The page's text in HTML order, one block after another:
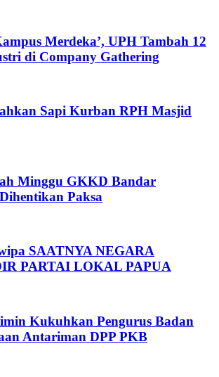
Merdeka’, UPH Tambah 12
di Company Gathering
Sapi Kurban RPH Masjid
Minggu GKKD Bandar
Paksa
SAATNYA NEGARA
PARTAI LOKAL PAPUA
Kukuhkan Pengurus Badan
Antariman DPP PKB